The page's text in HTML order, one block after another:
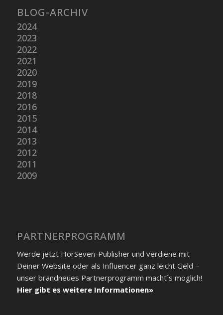
BLOG-ARCHIV
2024
2023
2022
2021
2020
2019
2018
2016
2015
2014
2013
2012
2011
2009
PARTNER­PROGRAMM
Werde jetzt HorSeven-Publisher und verdiene mit
Deiner Website oder als Influencer ganz leicht Geld –
unser brandneues Partner­programm macht´s möglich!
Hier gibt es weitere Informationen»